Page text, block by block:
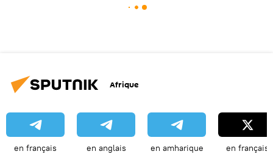
Afrique
en français en anglais en amharique en français